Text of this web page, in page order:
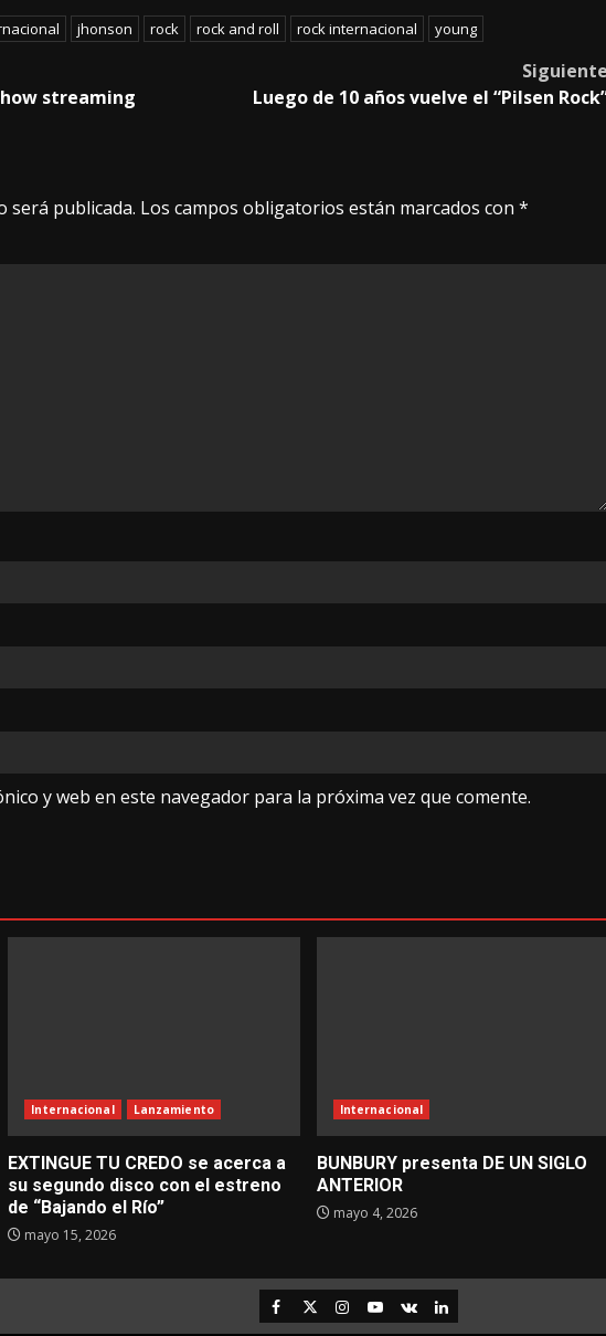
jhonson rock rock and roll rock internacional young
streaming
Siguiente
Luego de 10 años vuelve el “Pilsen
será publicada. Los campos obligatorios están marcados con *
y web en este navegador para la próxima vez que comente.
Internacional Lanzamiento
EXTINGUE TU CREDO se acerca a
su segundo disco con el estreno
de “Bajando el Río”
mayo 15, 2026
Internacional
BUNBURY presenta DE UN SIGLO
ANTERIOR
mayo 4, 2026
Facebook
TwitterInstagram
Youtube
VK LinkedIn